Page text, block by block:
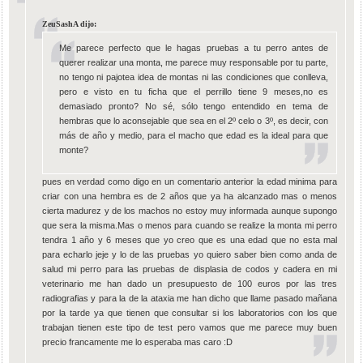
ZeuSashA dijo:
Me parece perfecto que le hagas pruebas a tu perro antes de
querer realizar una monta, me parece muy responsable por tu parte,
no tengo ni pajotea idea de montas ni las condiciones que conlleva,
pero e visto en tu ficha que el perrillo tiene 9 meses,no es
demasiado pronto? No sé, sólo tengo entendido en tema de
hembras que lo aconsejable que sea en el 2º celo o 3º, es decir, con
más de año y medio, para el macho que edad es la ideal para que
monte?
pues en verdad como digo en un comentario anterior la edad minima para
criar con una hembra es de 2 años que ya ha alcanzado mas o menos
cierta madurez y de los machos no estoy muy informada aunque supongo
que sera la misma.Mas o menos para cuando se realize la monta mi perro
tendra 1 año y 6 meses que yo creo que es una edad que no esta mal
para echarlo jeje y lo de las pruebas yo quiero saber bien como anda de
salud mi perro para las pruebas de displasia de codos y cadera en mi
veterinario me han dado un presupuesto de 100 euros por las tres
radiografias y para la de la ataxia me han dicho que llame pasado mañana
por la tarde ya que tienen que consultar si los laboratorios con los que
trabajan tienen este tipo de test pero vamos que me parece muy buen
precio francamente me lo esperaba mas caro :D